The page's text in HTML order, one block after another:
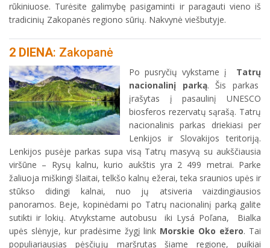
rūkiniuose. Turėsite galimybę pasigaminti ir paragauti vieno iš
tradicinių Zakopanės regiono sūrių. Nakvynė viešbutyje.
2 DIENA: Zakopanė
Po pusryčių vykstame į Tatrų
nacionalinį parką. Šis parkas
įrašytas į pasaulinį UNESCO
biosferos rezervatų sąrašą. Tatrų
nacionalinis parkas driekiasi per
Lenkijos ir Slovakijos teritoriją.
Lenkijos pusėje parkas supa visą Tatrų masyvą su aukščiausia
viršūne – Rysų kalnu, kurio aukštis yra 2 499 metrai. Parke
žaliuoja miškingi šlaitai, telkšo kalnų ežerai, teka sraunios upės ir
stūkso didingi kalnai, nuo jų atsiveria vaizdingiausios
panoramos. Beje, kopinėdami po Tatrų nacionalinį parką galite
sutikti ir lokių. Atvykstame autobusu iki Lysá Poľana, Bialka
upės slėnyje, kur pradėsime žygį link Morskie Oko ežero. Tai
populiariausias pėsčiųjų maršrutas šiame regione, puikiai